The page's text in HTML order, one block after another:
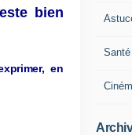
estebien
xprimer, en